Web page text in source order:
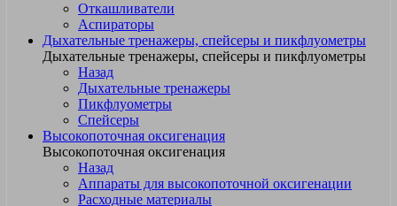
Откашливатели
Аспираторы
Дыхательные тренажеры, спейсеры и пикфлуометры
Дыхательные тренажеры, спейсеры и пикфлуометры
Назад
Дыхательные тренажеры
Пикфлуометры
Спейсеры
Высокопоточная оксигенация
Высокопоточная оксигенация
Назад
Аппараты для высокопоточной оксигенации
Расходные материалы